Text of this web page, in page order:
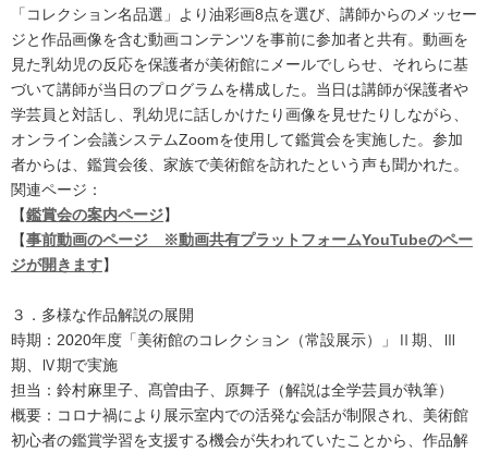
「コレクション名品選」より油彩画8点を選び、講師からのメッセー
ジと作品画像を含む動画コンテンツを事前に参加者と共有。動画を
見た乳幼児の反応を保護者が美術館にメールでしらせ、それらに基
づいて講師が当日のプログラムを構成した。当日は講師が保護者や
学芸員と対話し、乳幼児に話しかけたり画像を見せたりしながら、
オンライン会議システムZoomを使用して鑑賞会を実施した。参加
者からは、鑑賞会後、家族で美術館を訪れたという声も聞かれた。
関連ページ：
【鑑賞会の案内ページ】
【事前動画のページ ※動画共有プラットフォームYouTubeのペー
ジが開きます】
３．多様な作品解説の展開
時期：2020年度「美術館のコレクション（常設展示）」Ⅱ期、Ⅲ
期、Ⅳ期で実施
担当：鈴村麻里子、髙曽由子、原舞子（解説は全学芸員が執筆）
概要：コロナ禍により展示室内での活発な会話が制限され、美術館
初心者の鑑賞学習を支援する機会が失われていたことから、作品解